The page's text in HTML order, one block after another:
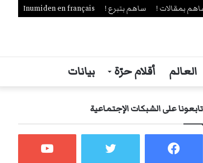
بمقالات ! ساهم بتبرع ! Inumiden en français
العالم أقلام حرّة بيانات
تابعونا على الشبكات الإجتماعية